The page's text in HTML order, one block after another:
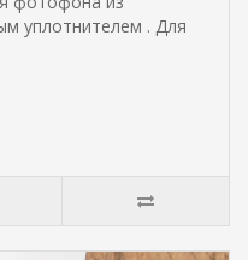
уплотнителем . Для